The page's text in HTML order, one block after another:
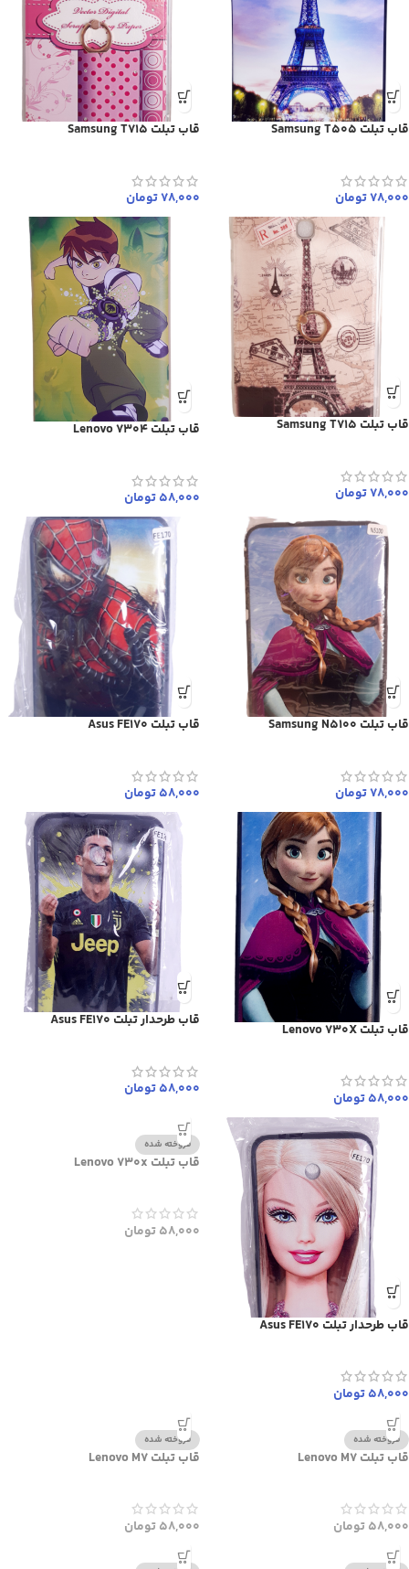
قاب تبلت Samsung T505
78,000تومان
قاب تبلت Samsung T715
78,000تومان
قاب تبلت Samsung T715
78,000تومان
قاب تبلت Lenovo 7304
58,000تومان
قاب تبلت Samsung N5100
78,000تومان
قاب تبلت Asus FE170
58,000تومان
قاب تبلت Lenovo 730X
58,000تومان
قاب طرحدار تبلت Asus FE170
58,000تومان
قاب طرحدار تبلت Asus FE170
58,000تومان
فروخته شده
قاب تبلت Lenovo 730x
58,000تومان
فروخته شده
قاب تبلت Lenovo M7
58,000تومان
فروخته شده
قاب تبلت Lenovo M7
58,000تومان